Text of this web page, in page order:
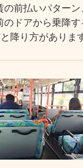
の前払いパター
のドアから乗降
降り方があります